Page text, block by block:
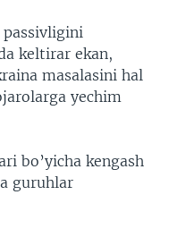
passivligini
keltirar ekan,
masalasini hal
yechim
bo’yicha kengash
guruhlar